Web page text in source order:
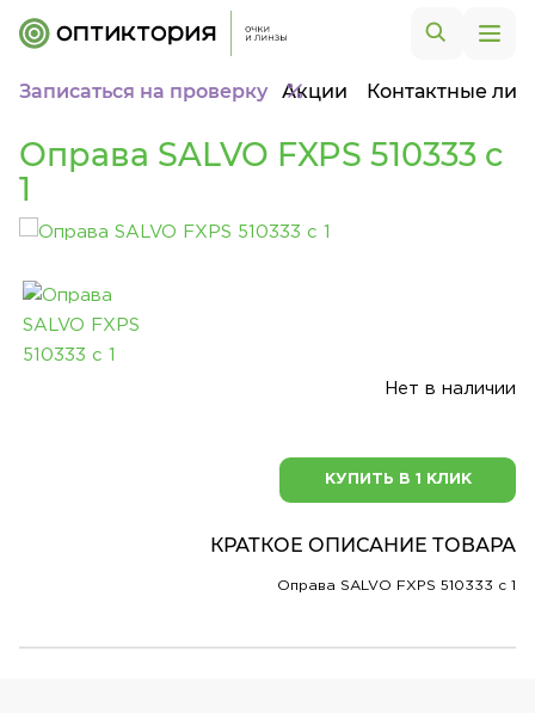
Записаться на проверку Акции Контактные
Оправа SALVO FXPS 510333 c
1
Нет в наличии
КУПИТЬ В 1 КЛИК
КРАТКОЕ ОПИСАНИЕ ТОВАРА
Оправа SALVO FXPS 510333 c 1